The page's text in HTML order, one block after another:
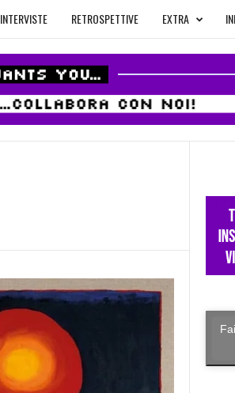
INTERVISTE RETROSPETTIVE EXTRA